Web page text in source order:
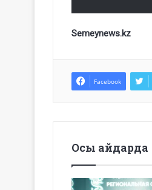
Semeynews.kz
Facebook
Осы айдарда